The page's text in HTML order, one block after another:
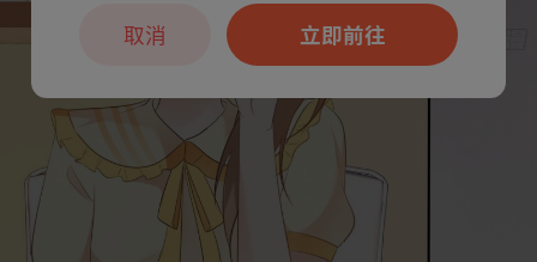
立即前往
取消